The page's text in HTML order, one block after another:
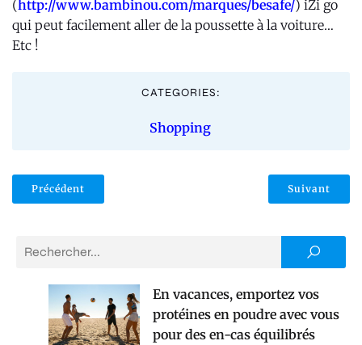
(http://www.bambinou.com/marques/besafe/) iZi go
qui peut facilement aller de la poussette à la voiture…
Etc !
CATEGORIES:
Shopping
Précédent Suivant
En vacances, emportez vos
protéines en poudre avec vous
pour des en-cas équilibrés